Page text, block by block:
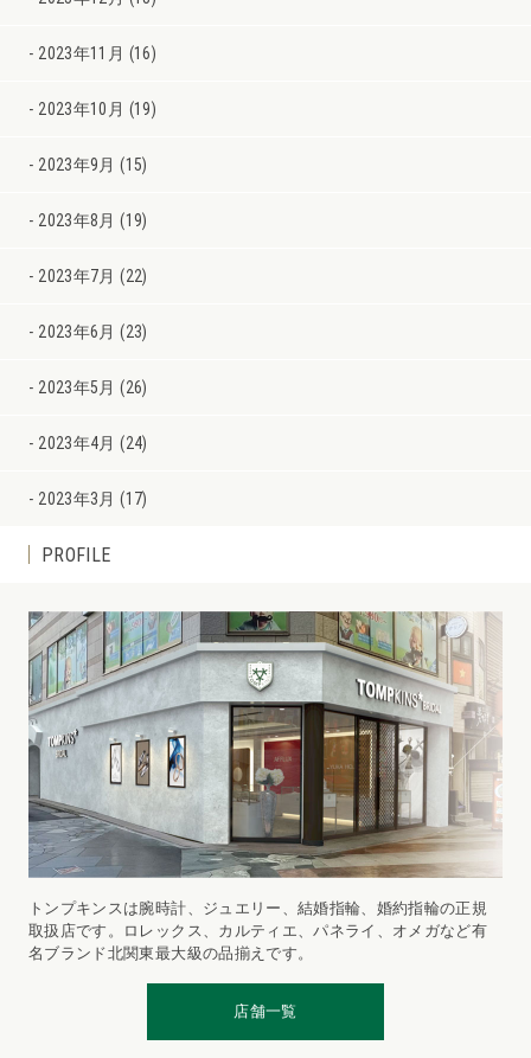
2023年11月 (16)
2023年10月 (19)
2023年9月 (15)
2023年8月 (19)
2023年7月 (22)
2023年6月 (23)
2023年5月 (26)
2023年4月 (24)
2023年3月 (17)
PROFILE
トンプキンスは腕時計、ジュエリー、結婚指輪、婚約指輪の正規
取扱店です。ロレックス、カルティエ、パネライ、オメガなど有
名ブランド北関東最大級の品揃えです。
店舗一覧